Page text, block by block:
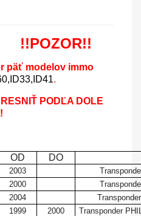
!!POZOR!!
päť modelov immo
.
PODĽA DOLE
OD DO
2003
2000
2004
1999 2000
Transponder